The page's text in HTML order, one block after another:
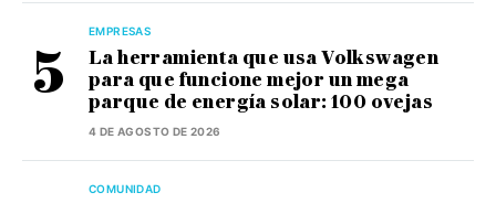
EMPRESAS
La herramienta que usa Volkswagen
para que funcione mejor un mega
parque de energía solar: 100 ovejas
4 DE AGOSTO DE 2026
COMUNIDAD